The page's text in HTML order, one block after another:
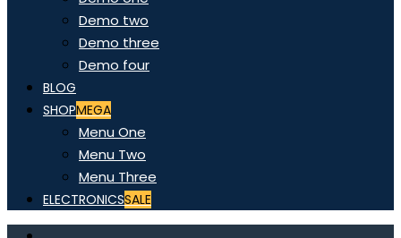
Demo two
Demo three
Demo four
BLOG
SHOPMEGA
Menu One
Menu Two
Menu Three
ELECTRONICSSALE